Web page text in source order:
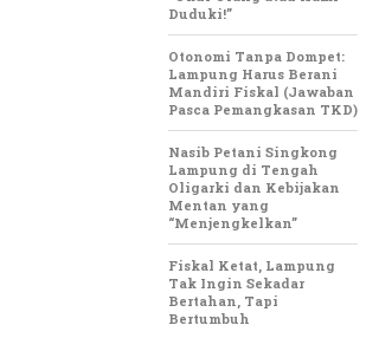
Duduki!”
Otonomi Tanpa Dompet:
Lampung Harus Berani
Mandiri Fiskal (Jawaban
Pasca Pemangkasan TKD)
Nasib Petani Singkong
Lampung di Tengah
Oligarki dan Kebijakan
Mentan yang
“Menjengkelkan”
Fiskal Ketat, Lampung
Tak Ingin Sekadar
Bertahan, Tapi
Bertumbuh